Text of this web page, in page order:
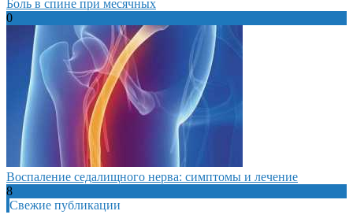
Боль в спине при месячных
0
Воспаление седалищного нерва: симптомы и лечение
8
Свежие публикации